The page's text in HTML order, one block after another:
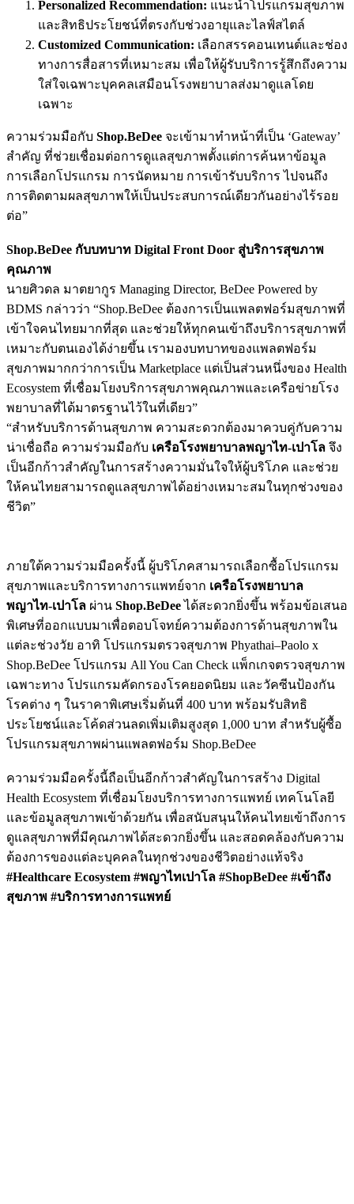
Personalized Recommendation: แนะนำโปรแกรมสุขภาพ
และสิทธิประโยชน์ที่ตรงกับช่วงอายุและไลฟ์สไตล์
Customized Communication: เลือกสรรคอนเทนต์และช่อง
ทางการสื่อสารที่เหมาะสม เพื่อให้ผู้รับบริการรู้สึกถึงความ
ใส่ใจเฉพาะบุคคลเสมือนโรงพยาบาลส่งมาดูแลโดย
เฉพาะ
ความร่วมมือกับ Shop.BeDee จะเข้ามาทำหน้าที่เป็น ‘Gateway’
สำคัญ ที่ช่วยเชื่อมต่อการดูแลสุขภาพตั้งแต่การค้นหาข้อมูล
การเลือกโปรแกรม การนัดหมาย การเข้ารับบริการ ไปจนถึง
การติดตามผลสุขภาพให้เป็นประสบการณ์เดียวกันอย่างไร้รอย
ต่อ”
Shop.BeDee กับบทบาท Digital Front Door สู่บริการสุขภาพ
คุณภาพ
นายศิวดล มาตยากูร Managing Director, BeDee Powered by
BDMS กล่าวว่า “Shop.BeDee ต้องการเป็นแพลตฟอร์มสุขภาพที่
เข้าใจคนไทยมากที่สุด และช่วยให้ทุกคนเข้าถึงบริการสุขภาพที่
เหมาะกับตนเองได้ง่ายขึ้น เรามองบทบาทของแพลตฟอร์ม
สุขภาพมากกว่าการเป็น Marketplace แต่เป็นส่วนหนึ่งของ Health
Ecosystem ที่เชื่อมโยงบริการสุขภาพคุณภาพและเครือข่ายโรง
พยาบาลที่ได้มาตรฐานไว้ในที่เดียว”
“สำหรับบริการด้านสุขภาพ ความสะดวกต้องมาควบคู่กับความ
น่าเชื่อถือ ความร่วมมือกับ เครือโรงพยาบาลพญาไท-เปาโล จึง
เป็นอีกก้าวสำคัญในการสร้างความมั่นใจให้ผู้บริโภค และช่วย
ให้คนไทยสามารถดูแลสุขภาพได้อย่างเหมาะสมในทุกช่วงของ
ชีวิต”
ภายใต้ความร่วมมือครั้งนี้ ผู้บริโภคสามารถเลือกซื้อโปรแกรม
สุขภาพและบริการทางการแพทย์จาก เครือโรงพยาบาล
พญาไท-เปาโล ผ่าน Shop.BeDeeได้สะดวกยิ่งขึ้น พร้อมข้อเสนอ
พิเศษที่ออกแบบมาเพื่อตอบโจทย์ความต้องการด้านสุขภาพใน
แต่ละช่วงวัย อาทิ โปรแกรมตรวจสุขภาพ Phyathai–Paolo x
Shop.BeDee โปรแกรม All You Can Check แพ็กเกจตรวจสุขภาพ
เฉพาะทาง โปรแกรมคัดกรองโรคยอดนิยม และวัคซีนป้องกัน
โรคต่าง ๆ ในราคาพิเศษเริ่มต้นที่ 400 บาท พร้อมรับสิทธิ
ประโยชน์และโค้ดส่วนลดเพิ่มเติมสูงสุด 1,000 บาท สำหรับผู้ซื้อ
โปรแกรมสุขภาพผ่านแพลตฟอร์ม Shop.BeDee
ความร่วมมือครั้งนี้ถือเป็นอีกก้าวสำคัญในการสร้าง Digital
Health Ecosystem ที่เชื่อมโยงบริการทางการแพทย์ เทคโนโลยี
และข้อมูลสุขภาพเข้าด้วยกัน เพื่อสนับสนุนให้คนไทยเข้าถึงการ
ดูแลสุขภาพที่มีคุณภาพได้สะดวกยิ่งขึ้น และสอดคล้องกับความ
ต้องการของแต่ละบุคคลในทุกช่วงของชีวิตอย่างแท้จริง
#Healthcare Ecosystem #พญาไทเปาโล #ShopBeDee #เข้าถึง
สุขภาพ #บริการทางการแพทย์